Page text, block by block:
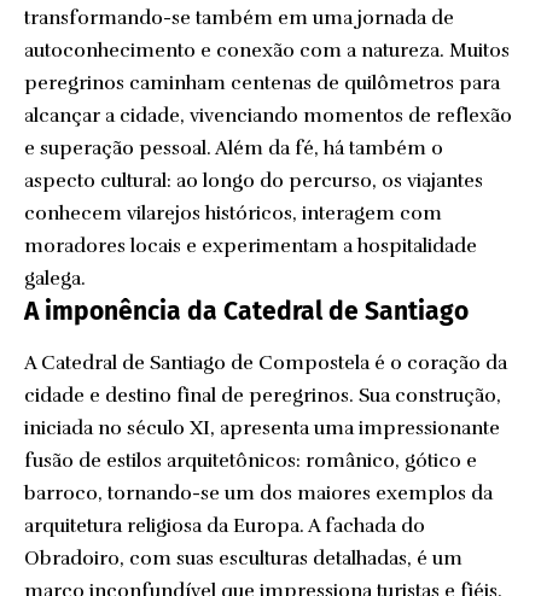
transformando-se também em uma jornada de
autoconhecimento e conexão com a natureza. Muitos
peregrinos caminham centenas de quilômetros para
alcançar a cidade, vivenciando momentos de reflexão
e superação pessoal. Além da fé, há também o
aspecto cultural: ao longo do percurso, os viajantes
conhecem vilarejos históricos, interagem com
moradores locais e experimentam a hospitalidade
galega.
A imponência da Catedral de Santiago
A Catedral de Santiago de Compostela é o coração da
cidade e destino final de peregrinos. Sua construção,
iniciada no século XI, apresenta uma impressionante
fusão de estilos arquitetônicos: românico, gótico e
barroco, tornando-se um dos maiores exemplos da
arquitetura religiosa da Europa. A fachada do
Obradoiro, com suas esculturas detalhadas, é um